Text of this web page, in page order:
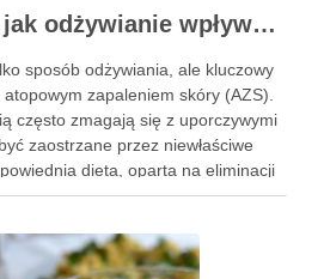
Dieta atopowa: jak odżywianie wpływa na AZS i zdrowie skóry
sposób odżywiania, ale kluczowy
zapaleniem skóry (AZS).
często zmagają się z uporczywymi
zaostrzane przez niewłaściwe
dieta, oparta na eliminacji
składników